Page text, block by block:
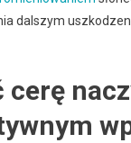
dalszym